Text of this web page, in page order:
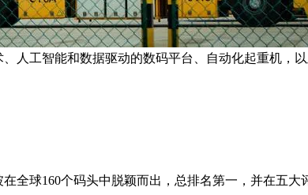
人工智能和数据驱动的数码平台、自动化起重机，
球160个码头中脱颖而出，总排名第一，并在五大